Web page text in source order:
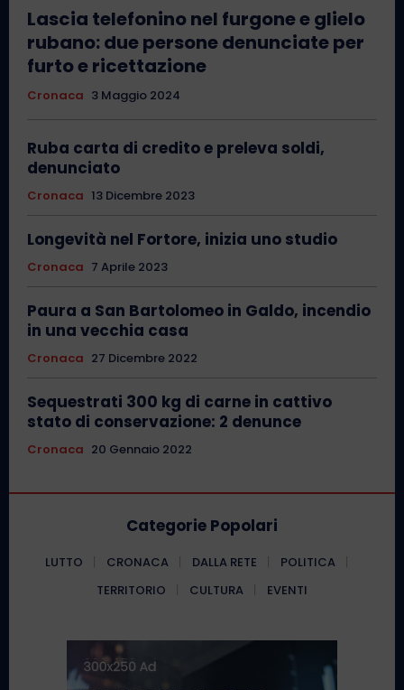
Lascia telefonino nel furgone e glielo
rubano: due persone denunciate per
furto e ricettazione
Cronaca 3 Maggio 2024
Ruba carta di credito e preleva soldi,
denunciato
Cronaca 13 Dicembre 2023
Longevità nel Fortore, inizia uno studio
Cronaca 7 Aprile 2023
Paura a San Bartolomeo in Galdo, incendio
in una vecchia casa
Cronaca 27 Dicembre 2022
Sequestrati 300 kg di carne in cattivo
stato di conservazione: 2 denunce
Cronaca 20 Gennaio 2022
Categorie Popolari
LUTTO CRONACA DALLA RETE
POLITICA
TERRITORIO
CULTURA EVENTI